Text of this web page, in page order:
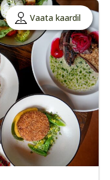
Vaata kaardil